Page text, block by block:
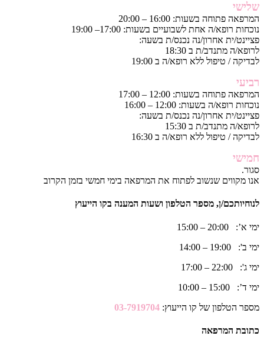
שלישי
המרפאה פתוחה בשעות: 16:00 – 20:00
נוכחות רופא/ה אחת לשבועיים בשעות: 17:00– 19:00
פציינט/ית אחרון/נה נכנס/ת בשעה:
לרופא/ה מתנדב/ת ב 18:30
לבדיקה / טיפול ללא רופא/ה ב 19:00
רביעי
המרפאה פתוחה בשעות: 12:00 – 17:00
נוכחות רופא/ה בשעות: 12:00 – 16:00
פציינט/ית אחרון/נה נכנס/ת בשעה:
לרופא/ה מתנדב/ת ב 15:30
לבדיקה / טיפול ללא רופא/ה ב 16:30
חמישי
סגור.
אנו מקווים שנשוב לפתוח את המרפאה בימי חמשי בזמן הקרוב
לנוחיותכם/ן, מספר הטלפון ושעות המענה בקו הייעוץ
ימי א’: 20:00 – 15:00
ימי ב': 19:00 – 14:00
ימי ג': 22:00 – 17:00
ימי ד’: 15:00 – 10:00
מספר הטלפון של קו הייעוץ: 03-7919704
כתובת המרפאה